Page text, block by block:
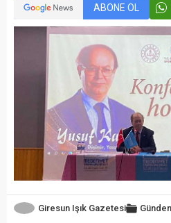
ABONE OL
Giresun Işık Gazetesi